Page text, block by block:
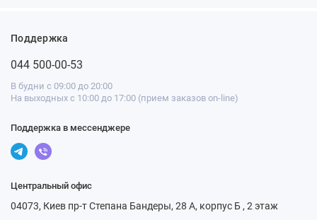
Поддержка
044 500-00-53
В будни с 09:00 до 20:00
На выходных с 10:00 до 17:00 (прием заказов on-line)
Поддержка в мессенджере
Центральный офис
04073, Киев пр-т Степана Бандеры, 28 А, корпус Б , 2 этаж